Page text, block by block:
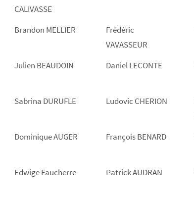
CALIVASSE
Brandon MELLIER
Frédéric
VAVASSEUR
Julien BEAUDOIN Daniel LECONTE
Sabrina DURUFLE Ludovic CHERION
Dominique AUGER François BENARD
Edwige Faucherre Patrick AUDRAN